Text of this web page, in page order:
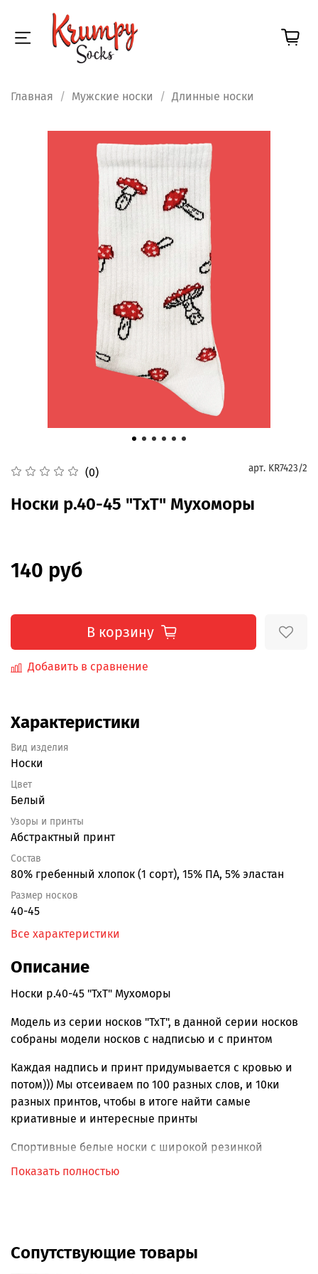
Главная Мужские носки Длинные носки
(0) арт. KR7423/2
Носки р.40-45 "TxT" Мухоморы
140 руб
В корзину
Добавить в сравнение
Характеристики
Вид изделия
Носки
Цвет
Белый
Узоры и принты
Абстрактный принт
Состав
80% гребенный хлопок (1 сорт), 15% ПА, 5% эластан
Размер носков
40-45
Все характеристики
Описание
Носки р.40-45 "TxT" Мухоморы
Модель из серии носков "TxT", в данной серии носков
собраны модели носков с надписью и с принтом
Каждая надпись и принт придумывается с кровью и
потом))) Мы отсеиваем по 100 разных слов, и 10ки
разных принтов, чтобы в итоге найти самые
криативные и интересные принты
Спортивные белые носки с широкой резинкой
Резинка мягкая, ногу не передавливает, используется
Принт: грибы мухоморы
Показать полностью
Сопутствующие товары